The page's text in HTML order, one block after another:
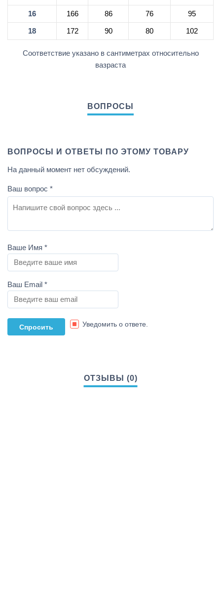
16 166 86 76 95
18 172 90 80 102
Соответствие указано в сантиметрах относительно
вазраста
ВОПРОСЫ И ОТВЕТЫ ПО ЭТОМУ ТОВАРУ
На данный момент нет обсуждений.
Ваш вопрос *
Ваше Имя *
Ваш Email *
Уведомить о ответе.